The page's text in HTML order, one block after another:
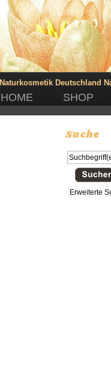
Naturkosmetik Deutschland
HOME SHOP
Suche
Erweiterte